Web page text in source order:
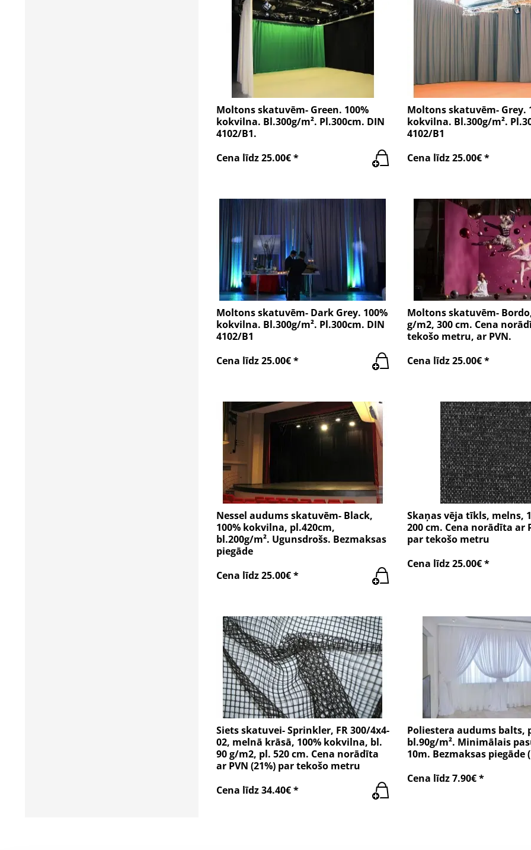
Moltons skatuvēm- Green. 100%
kokvilna. Bl.300g/m². Pl.300cm. DIN
4102/B1.
Cena līdz 25.00€ *
Moltons skatuvēm- Grey.
kokvilna. Bl.300g/m².
4102/B1
Cena līdz 25.00€ *
Moltons skatuvēm- Dark Grey. 100%
kokvilna. Bl.300g/m². Pl.300cm. DIN
4102/B1
Cena līdz 25.00€ *
Moltons skatuvēm-
g/m2, 300 cm. Cena
tekošo metru, ar PVN.
Cena līdz 25.00€ *
Nessel audums skatuvēm- Black,
100% kokvilna, pl.420cm,
bl.200g/m². Ugunsdrošs. Bezmaksas
piegāde
Cena līdz 25.00€ *
Skaņas vēja tīkls, melns,
200 cm. Cena norādīta ar
par tekošo metru
Cena līdz 25.00€ *
Siets skatuvei- Sprinkler, FR 300/4x4-
02, melnā krāsā, 100% kokvilna, bl.
90 g/m2, pl. 520 cm. Cena norādīta
ar PVN (21%) par tekošo metru
Cena līdz 34.40€ *
Poliestera audums balts,
bl.90g/m². Minimālais
10m. Bezmaksas piegāde
Cena līdz 7.90€ *